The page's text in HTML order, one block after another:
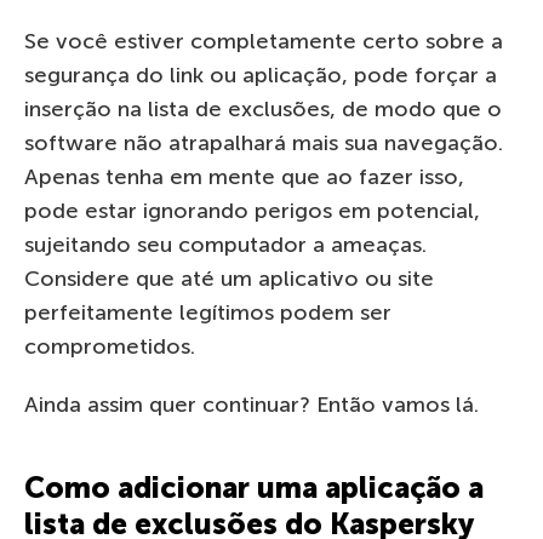
Se você estiver completamente certo sobre a
segurança do link ou aplicação, pode forçar a
inserção na lista de exclusões, de modo que o
software não atrapalhará mais sua navegação.
Apenas tenha em mente que ao fazer isso,
pode estar ignorando perigos em potencial,
sujeitando seu computador a ameaças.
Considere que até um aplicativo ou site
perfeitamente legítimos podem ser
comprometidos.
Ainda assim quer continuar? Então vamos lá.
Como adicionar uma aplicação a
lista de exclusões do Kaspersky